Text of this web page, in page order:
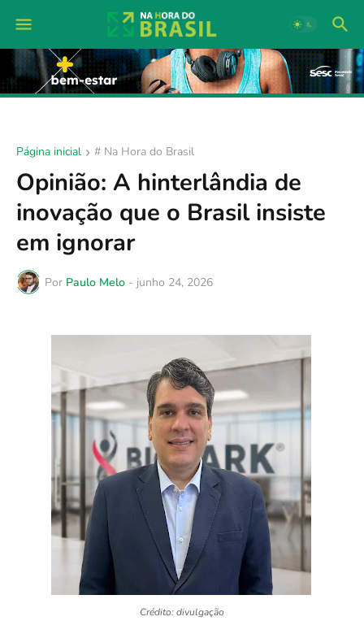
Página inicial # Na Hora do Brasil
Opinião: A hinterlândia de
inovação que o Brasil insiste
em ignorar
Por Paulo Melo - junho 24, 2026
Crédito: divulgação